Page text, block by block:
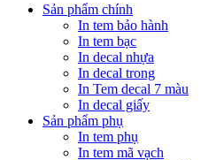
Sản phẩm chính
In tem bảo hành
In tem bạc
In decal nhựa
In decal trong
In Tem decal 7 màu
In decal giấy
Sản phẩm phụ
In tem phụ
In tem mã vạch